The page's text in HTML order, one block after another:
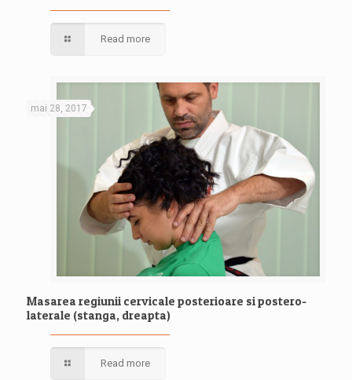
Read more
mai 28, 2017
Masarea regiunii cervicale posterioare si postero-
laterale (stanga, dreapta)
Read more